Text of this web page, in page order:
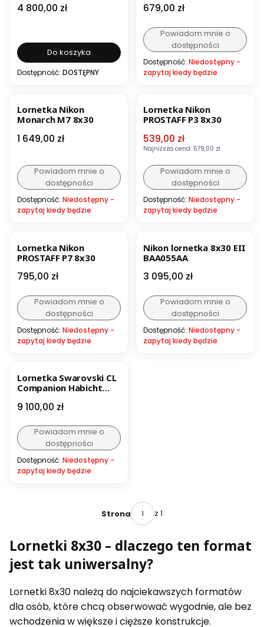
Cena
4 800,00 zł
Do koszyka
Dostępność: DOSTĘPNY
Cena
679,00 zł
Powiadom mnie o
dostępności
Dostępność: Niedostępny -
zapytaj kiedy będzie
Lornetka Nikon
Monarch M7 8x30
Cena
1 649,00 zł
Powiadom mnie o
dostępności
Dostępność: Niedostępny -
zapytaj kiedy będzie
Lornetka Nikon
PROSTAFF P3 8x30
Cena promocyjna
539,00 zł
Najniższa cena: 579,00 zł
Powiadom mnie o
dostępności
Dostępność: Niedostępny -
zapytaj kiedy będzie
Lornetka Nikon
PROSTAFF P7 8x30
Cena
795,00 zł
Powiadom mnie o
dostępności
Dostępność: Niedostępny -
zapytaj kiedy będzie
Nikon lornetka 8x30 EII
BAA055AA
Cena
3 095,00 zł
Powiadom mnie o
dostępności
Dostępność: Niedostępny -
zapytaj kiedy będzie
Lornetka Swarovski CL
Companion Habicht
LIMITOWANA
Cena
9 100,00 zł
Powiadom mnie o
dostępności
Dostępność: Niedostępny -
zapytaj kiedy będzie
Strona z 1
Lornetki 8x30 – dlaczego ten format
jest tak uniwersalny?
Lornetki 8x30 należą do najciekawszych formatów
dla osób, które chcą obserwować wygodnie, ale bez
wchodzenia w większe i cięższe konstrukcje.